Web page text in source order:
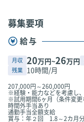
募集要項
給与
月収 20万円~26万円
残業 10時間/月
207,000円～260,000円
※経験・能力などを考慮し
※試用期間6ヶ月（条件変更
時間外手当あり
通勤手当全額支給
賞与：年２回 1.8～2カ月